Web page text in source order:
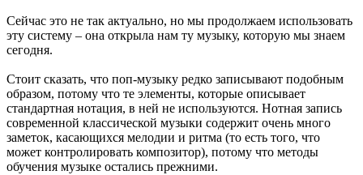
Сейчас это не так актуально, но мы продолжаем использовать
эту систему – она открыла нам ту музыку, которую мы знаем
сегодня.
Стоит сказать, что поп-музыку редко записывают подобным
образом, потому что те элементы, которые описывает
стандартная нотация, в ней не используются. Нотная запись
современной классической музыки содержит очень много
заметок, касающихся мелодии и ритма (то есть того, что
может контролировать композитор), потому что методы
обучения музыке остались прежними.